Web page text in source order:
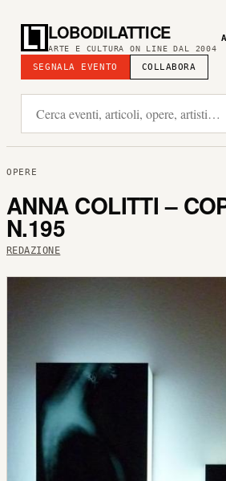
LOBODILATTICE
ARTE E CULTURA ON LINE DAL 2004
SEGNALA EVENTO COLLABORA
OPERE
ANNA COLITTI –
N.195
REDAZIONE